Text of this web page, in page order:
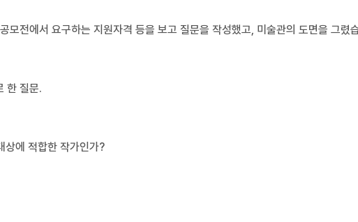
전에서 요구하는 지원자격 등을 보고 질문을 작성했고, 미술관의 도면을 그렸
한 질문.
상에 적합한 작가인가?